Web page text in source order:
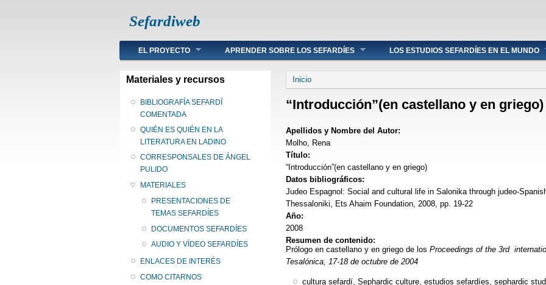
Sefardiweb
Main menu
EL PROYECTO APRENDER SOBRE LOS SEFARDÍES LOS ESTUDIOS SEFARDÍES EN EL MUNDO
Materiales y recursos
BIBLIOGRAFÍA SEFARDÍ
COMENTADA
QUIÉN ES QUIÉN EN LA
LITERATURA EN LADINO
CORRESPONSALES DE ÁNGEL
PULIDO
MATERIALES
PRESENTACIONES DE
TEMAS SEFARDÍES
DOCUMENTOS SEFARDÍES
AUDIO Y VÍDEO SEFARDÍES
ENLACES DE INTERÉS
COMO CITARNOS
Se encuentra usted aquí
Inicio
“Introducción”(en castellano y en griego)
Apellidos y Nombre del Autor:
Molho, Rena
Título:
“Introducción”(en castellano y en griego)
Datos bibliográficos:
Judeo Espagnol: Social and cultural life in Salonika through judeo-
Thessaloniki, Ets Ahaim Foundation, 2008, pp. 19-22
Año:
2008
Resumen de contenido:
Prólogo en castellano y en griego de los Proceedings of the 3rd
Tesalónica, 17-18 de octubre de 2004
cultura sefardí, Sephardic culture, estudios sefardíes, sephardic